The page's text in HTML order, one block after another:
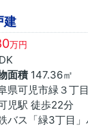
建
万円
面積147.36㎡
県可児市緑３丁目
児駅 徒歩22分